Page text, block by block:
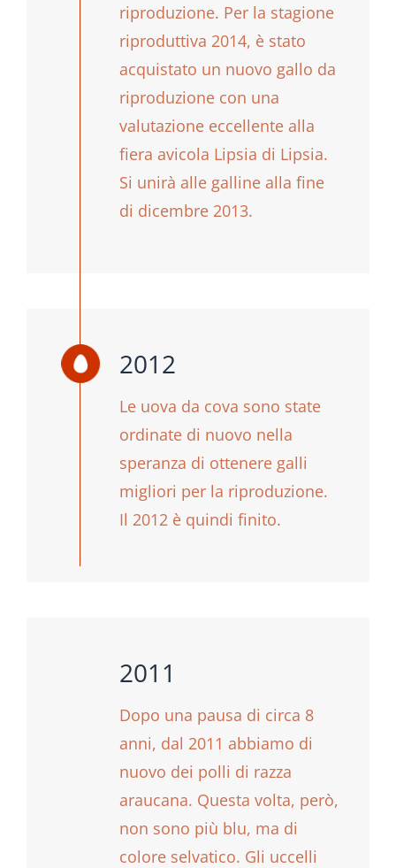
riproduzione. Per la stagione
riproduttiva 2014, è stato
acquistato un nuovo gallo da
riproduzione con una
valutazione eccellente alla
fiera avicola Lipsia di Lipsia.
Si unirà alle galline alla fine
di dicembre 2013.
2012
Le uova da cova sono state
ordinate di nuovo nella
speranza di ottenere galli
migliori per la riproduzione.
Il 2012 è quindi finito.
2011
Dopo una pausa di circa 8
anni, dal 2011 abbiamo di
nuovo dei polli di razza
araucana. Questa volta, però,
non sono più blu, ma di
colore selvatico. Gli uccelli